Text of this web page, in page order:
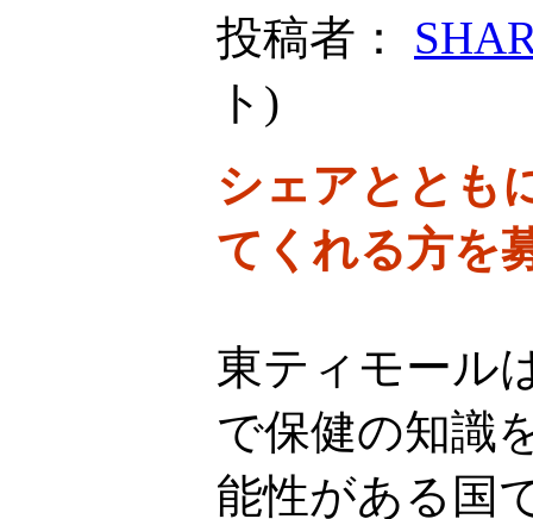
投稿者：
ト )
シェアととも
てくれる方を
東ティモール
で保健の知識
能性がある国